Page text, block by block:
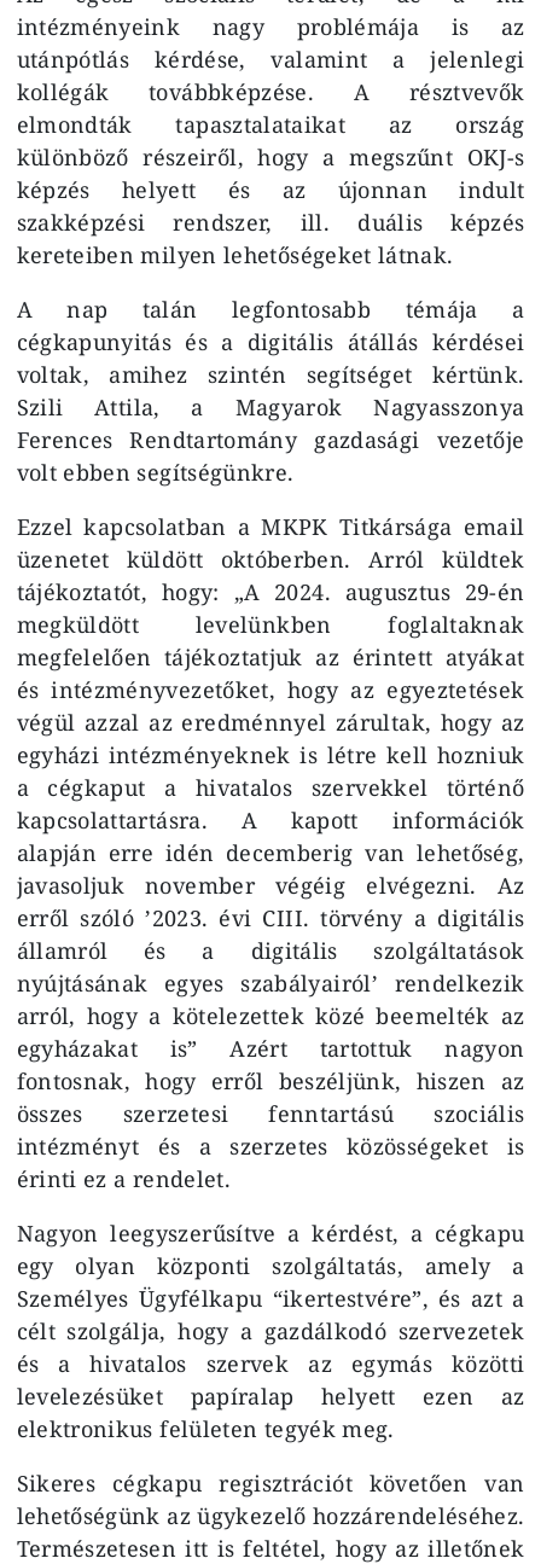
intézményeink nagy problémája is az
utánpótlás kérdése, valamint a jelenlegi
kollégák továbbképzése. A résztvevők
elmondták tapasztalataikat az ország
különböző részeiről, hogy a megszűnt OKJ-s
képzés helyett és az újonnan indult
szakképzési rendszer, ill. duális képzés
kereteiben milyen lehetőségeket látnak.
A nap talán legfontosabb témája a
cégkapunyitás és a digitális átállás kérdései
voltak, amihez szintén segítséget kértünk.
Szili Attila, a Magyarok Nagyasszonya
Ferences Rendtartomány gazdasági vezetője
volt ebben segítségünkre.
Ezzel kapcsolatban a MKPK Titkársága email
üzenetet küldött októberben. Arról küldtek
tájékoztatót, hogy: „A 2024. augusztus 29-én
megküldött levelünkben foglaltaknak
megfelelően tájékoztatjuk az érintett atyákat
és intézményvezetőket, hogy az egyeztetések
végül azzal az eredménnyel zárultak, hogy az
egyházi intézményeknek is létre kell hozniuk
a cégkaput a hivatalos szervekkel történő
kapcsolattartásra. A kapott információk
alapján erre idén decemberig van lehetőség,
javasoljuk november végéig elvégezni. Az
erről szóló ’2023. évi CIII. törvény a digitális
államról és a digitális szolgáltatások
nyújtásának egyes szabályairól’ rendelkezik
arról, hogy a kötelezettek közé beemelték az
egyházakat is” Azért tartottuk nagyon
fontosnak, hogy erről beszéljünk, hiszen az
összes szerzetesi fenntartású szociális
intézményt és a szerzetes közösségeket is
érinti ez a rendelet.
Nagyon leegyszerűsítve a kérdést, a cégkapu
egy olyan központi szolgáltatás, amely a
Személyes Ügyfélkapu “ikertestvére”, és azt a
célt szolgálja, hogy a gazdálkodó szervezetek
és a hivatalos szervek az egymás közötti
levelezésüket papíralap helyett ezen az
elektronikus felületen tegyék meg.
Sikeres cégkapu regisztrációt követően van
lehetőségünk az ügykezelő hozzárendeléséhez.
Természetesen itt is feltétel, hogy az illetőnek